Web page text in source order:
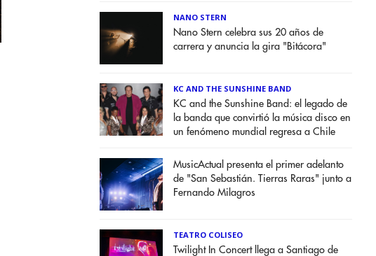
NANO STERN
Nano Stern celebra sus 20 años de
carrera y anuncia la gira "Bitácora"
KC AND THE SUNSHINE BAND
KC and the Sunshine Band: el legado de
la banda que convirtió la música disco en
un fenómeno mundial regresa a Chile
MusicActual presenta el primer adelanto
de "San Sebastián. Tierras Raras" junto a
Fernando Milagros
TEATRO COLISEO
Twilight In Concert llega a Santiago de